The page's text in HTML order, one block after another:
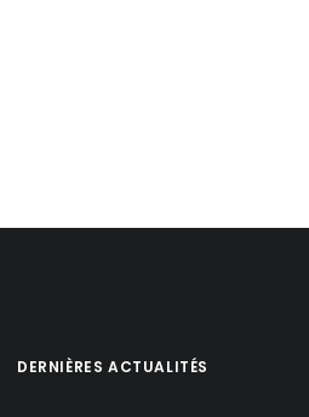
DERNIÈRES ACTUALITÉS